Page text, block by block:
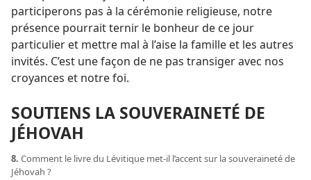
participerons pas à la cérémonie religieuse, notre
présence pourrait ternir le bonheur de ce jour
particulier et mettre mal à l’aise la famille et les autres
invités. C’est une façon de ne pas transiger avec nos
croyances et notre foi.
SOUTIENS LA SOUVERAINETÉ DE
JÉHOVAH
8. Comment le livre du Lévitique met-​il l’accent sur la souveraineté de
Jéhovah ?